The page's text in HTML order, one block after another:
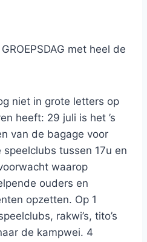
met heel de
niet in grote letters op
heeft: 29 juli is het ’s
van de bagage voor
tussen 17u en
waarop
ouders en
opzetten. Op 1
rakwi’s, tito’s
de kampwei. 4